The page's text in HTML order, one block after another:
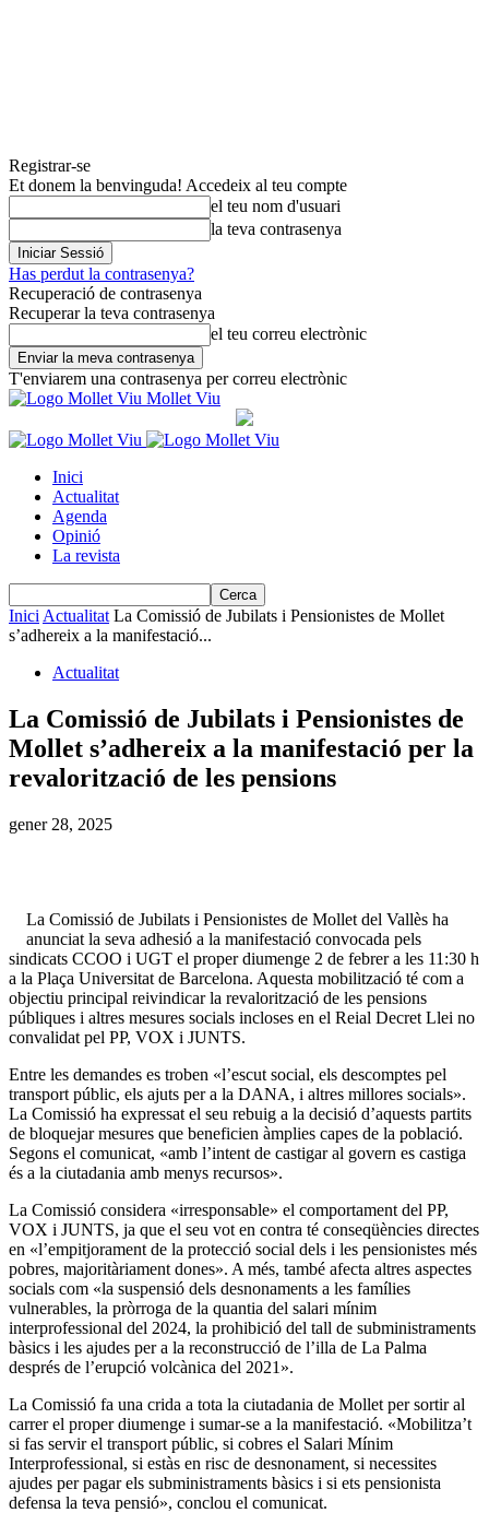
Registrar-se
Et donem la benvinguda! Accedeix al teu compte
el teu nom d'usuari
la teva contrasenya
Has perdut la contrasenya?
Recuperació de contrasenya
Recuperar la teva contrasenya
el teu correu electrònic
T'enviarem una contrasenya per correu electrònic
Mollet Viu
Inici
Actualitat
Agenda
Opinió
La revista
Inici Actualitat La Comissió de Jubilats i Pensionistes de Mollet
s’adhereix a la manifestació...
Actualitat
La Comissió de Jubilats i Pensionistes de
Mollet s’adhereix a la manifestació per la
revalorització de les pensions
gener 28, 2025
La Comissió de Jubilats i Pensionistes de Mollet del Vallès ha
anunciat la seva adhesió a la manifestació convocada pels
sindicats CCOO i UGT el proper diumenge 2 de febrer a les 11:30 h
a la Plaça Universitat de Barcelona. Aquesta mobilització té com a
objectiu principal reivindicar la revalorització de les pensions
públiques i altres mesures socials incloses en el Reial Decret Llei no
convalidat pel PP, VOX i JUNTS.
Entre les demandes es troben «l’escut social, els descomptes pel
transport públic, els ajuts per a la DANA, i altres millores socials».
La Comissió ha expressat el seu rebuig a la decisió d’aquests partits
de bloquejar mesures que beneficien àmplies capes de la població.
Segons el comunicat, «amb l’intent de castigar al govern es castiga
és a la ciutadania amb menys recursos».
La Comissió considera «irresponsable» el comportament del PP,
VOX i JUNTS, ja que el seu vot en contra té conseqüències directes
en «l’empitjorament de la protecció social dels i les pensionistes més
pobres, majoritàriament dones». A més, també afecta altres aspectes
socials com «la suspensió dels desnonaments a les famílies
vulnerables, la pròrroga de la quantia del salari mínim
interprofessional del 2024, la prohibició del tall de subministraments
bàsics i les ajudes per a la reconstrucció de l’illa de La Palma
després de l’erupció volcànica del 2021».
La Comissió fa una crida a tota la ciutadania de Mollet per sortir al
carrer el proper diumenge i sumar-se a la manifestació. «Mobilitza’t
si fas servir el transport públic, si cobres el Salari Mínim
Interprofessional, si estàs en risc de desnonament, si necessites
ajudes per pagar els subministraments bàsics i si ets pensionista
defensa la teva pensió», conclou el comunicat.